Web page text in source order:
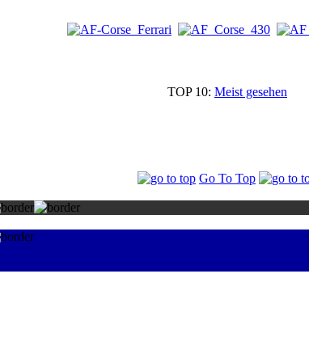
TOP 10: Meist gesehen
Go To Top